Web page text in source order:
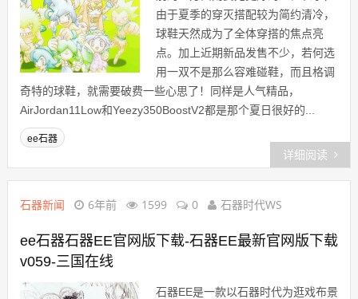
由于夏季的穿灭搭配较为简约清冷，
球鞋天然成为了全体穿搭的焦点亮
点。加上近期新品发售不少，若何选
用一双不是那么容难碰鞋，而且格调
奇特的球鞋，就需要破费一些心思了！同样是人气精品，
AirJordan11Low和Yeezy350BoostV2都是那个夏日很好的...
ee石器
详细阅读
石器新闻 6年前 1599 0 石器时代WS
ee石器石器EE官网版下载-石器EE最新官网版下载
v059-三国在线
石器EE是一款以石器时代为逛戏布景